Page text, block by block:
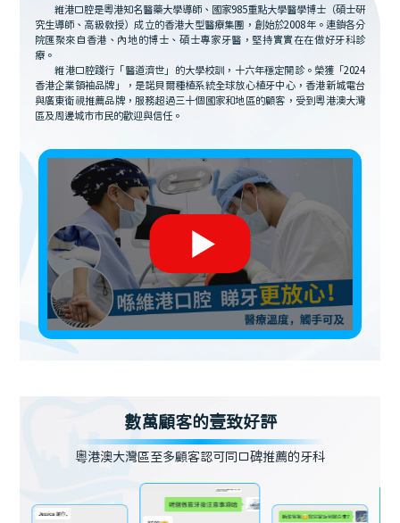
維港口腔是粵港知名醫藥大學導師、國家985重點大學醫學博士（碩士研
究生導師、高級教授）成立的香港大型醫療集團，創始於2008年。連鎖各分
院匯聚來自香港、內地的博士、碩士專家牙醫，堅持實實在在做好牙科診
療。
維港口腔踐行「醫道濟世」的大學校訓，十六年穩定開診。榮獲「2024
香港企業領袖品牌」，是諾貝爾種植系統全球放心植牙中心，香港新城電台
與廣東衛視推薦品牌，服務超過三十個國家和地區的顧客，受到粵港澳大灣
區及周邊城市市民的歡迎與信任。
數萬顧客的壹致好評
粵港澳大灣區至多顧客認可同口碑推薦的牙科